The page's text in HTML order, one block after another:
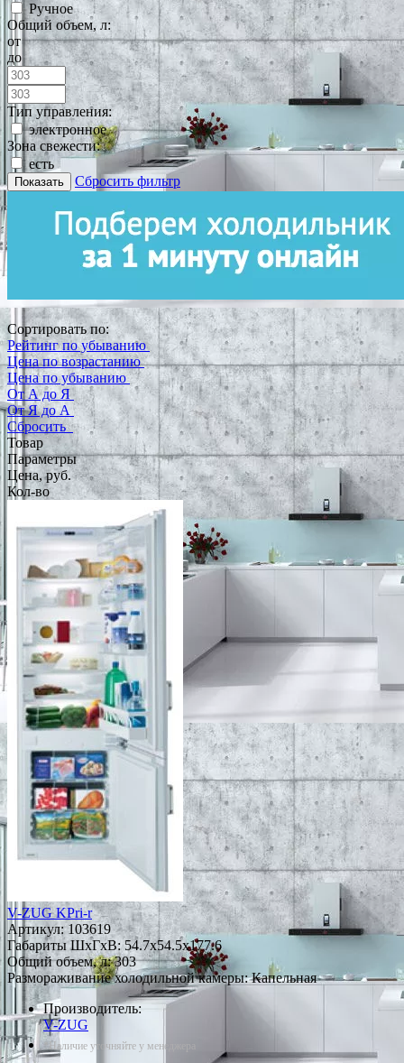
Ручное
Общий объем, л:
от
до
Тип управления:
электронное
Зона свежести:
есть
Показать Сбросить фильтр
Сортировать по:
Рейтинг по убыванию
Цена по возрастанию
Цена по убыванию
От А до Я
От Я до А
Сбросить
Товар
Параметры
Цена, руб.
Кол-во
V-ZUG KPri-r
Артикул:103619
Габариты ШxГxВ: 54.7x54.5x177.6
Общий объем, л: 303
Размораживание холодильной камеры: Капельная
Производитель:
V-ZUG
*Наличие уточняйте у менеджера